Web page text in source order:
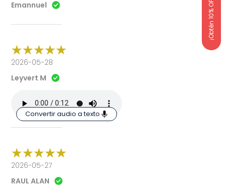
Emannuel
2026-05-28
Leyvert M
Convertir audio a texto
2026-05-27
RAUL ALAN
¡Obtén 10% OFF!